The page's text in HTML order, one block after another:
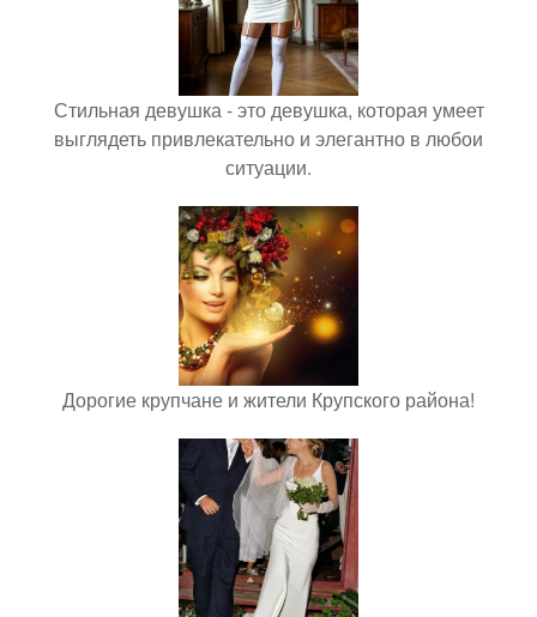
Стильная девушка - это девушка, которая умеет
выглядеть привлекательно и элегантно в любои
ситуации.
Дорогие крупчане и жители Крупского района!